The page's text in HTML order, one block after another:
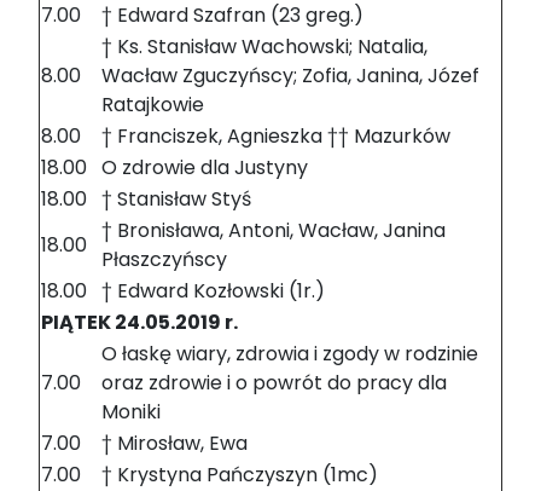
7.00 † Edward Szafran (23 greg.)
8.00
† Ks. Stanisław Wachowski; Natalia,
Wacław Zguczyńscy; Zofia, Janina, Józef
Ratajkowie
8.00
† Franciszek, Agnieszka †† Mazurków
18.00 O zdrowie dla Justyny
18.00 † Stanisław Styś
18.00
† Bronisława, Antoni, Wacław, Janina
Płaszczyńscy
18.00 † Edward Kozłowski (1r.)
PIĄTEK 24.05.2019 r.
7.00
O łaskę wiary, zdrowia i zgody w rodzinie
oraz zdrowie i o powrót do pracy dla
Moniki
7.00
† Mirosław, Ewa
7.00
† Krystyna Pańczyszyn (1mc)